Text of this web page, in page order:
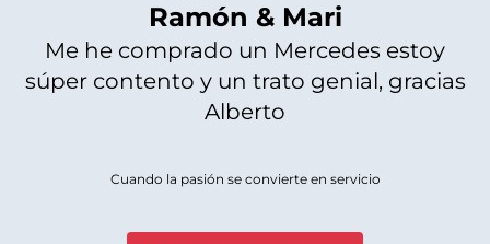
Ramón & Mari
Me he comprado un Mercedes estoy
súper contento y un trato genial, gracias
Alberto
Cuando la pasión se convierte en servicio